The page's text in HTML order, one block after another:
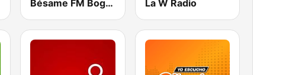
Bésame FM Bogotá La W Radio